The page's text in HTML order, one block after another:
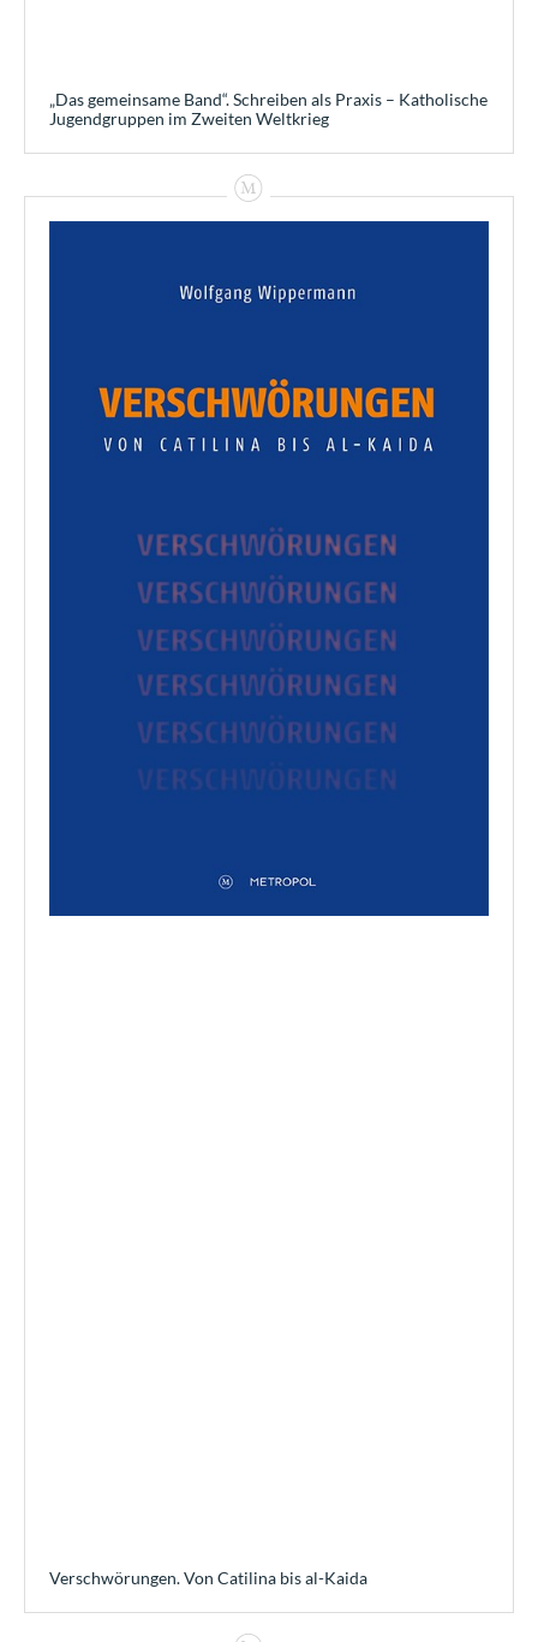
„Das gemeinsame Band“. Schreiben als Praxis – Katholische
Jugendgruppen im Zweiten Weltkrieg
Verschwörungen. Von Catilina bis al-Kaida